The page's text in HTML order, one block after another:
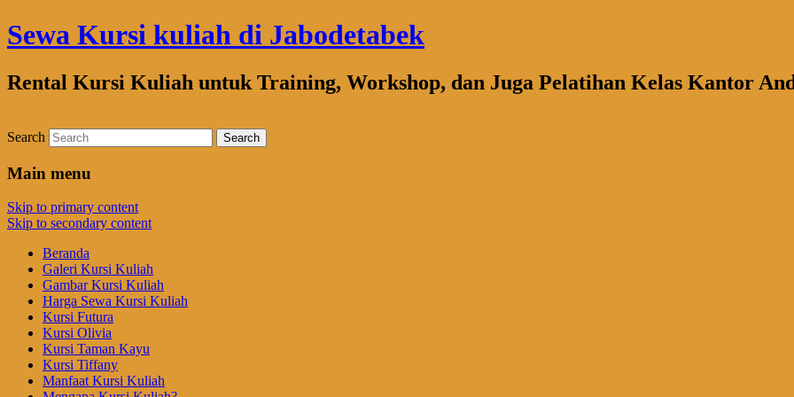
Sewa Kursi kuliah di Jabodetabek
Rental Kursi Kuliah untuk Training, Workshop, dan Juga Pelatihan Kelas Kantor
Search
Main menu
Skip to primary content
Skip to secondary content
Beranda
Galeri Kursi Kuliah
Gambar Kursi Kuliah
Harga Sewa Kursi Kuliah
Kursi Futura
Kursi Olivia
Kursi Taman Kayu
Kursi Tiffany
Manfaat Kursi Kuliah